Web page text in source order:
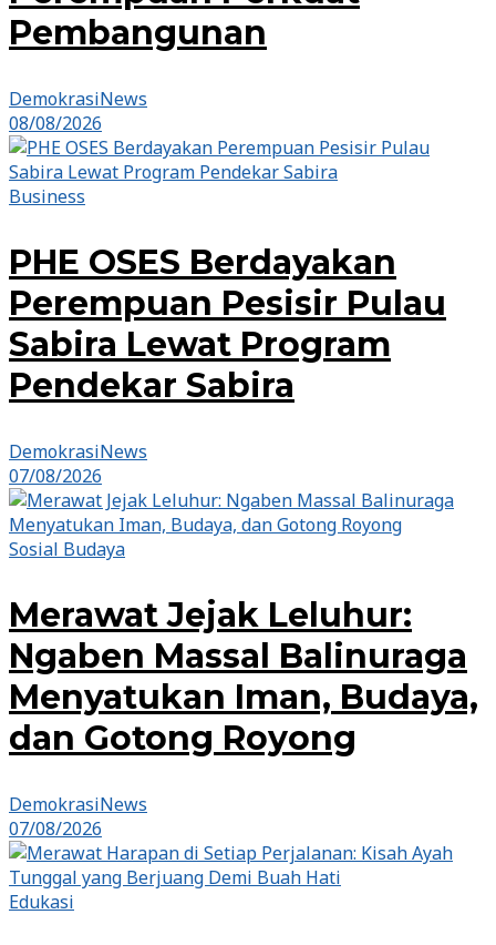
Pembangunan
DemokrasiNews
08/08/2026
Business
PHE OSES Berdayakan
Perempuan Pesisir Pulau
Sabira Lewat Program
Pendekar Sabira
DemokrasiNews
07/08/2026
Sosial Budaya
Merawat Jejak Leluhur:
Ngaben Massal Balinuraga
Menyatukan Iman, Budaya,
dan Gotong Royong
DemokrasiNews
07/08/2026
Edukasi